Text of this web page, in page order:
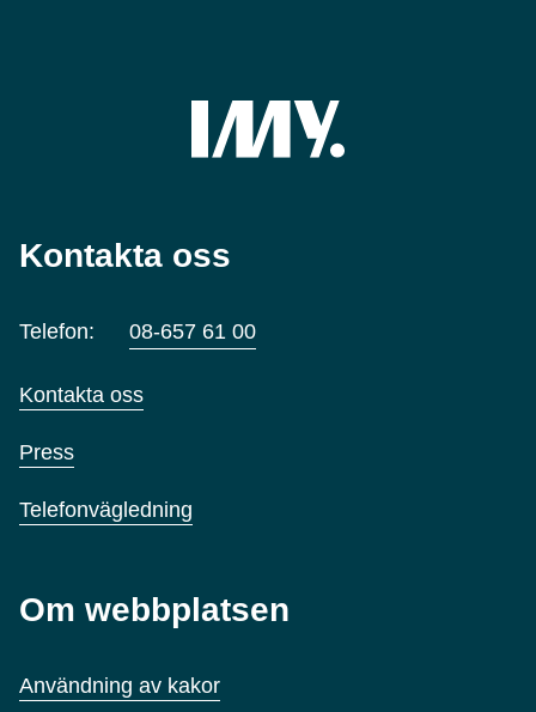
Kontakta oss
Telefon: 08-657 61 00
Kontakta oss
Press
Telefonvägledning
Om webbplatsen
Användning av kakor